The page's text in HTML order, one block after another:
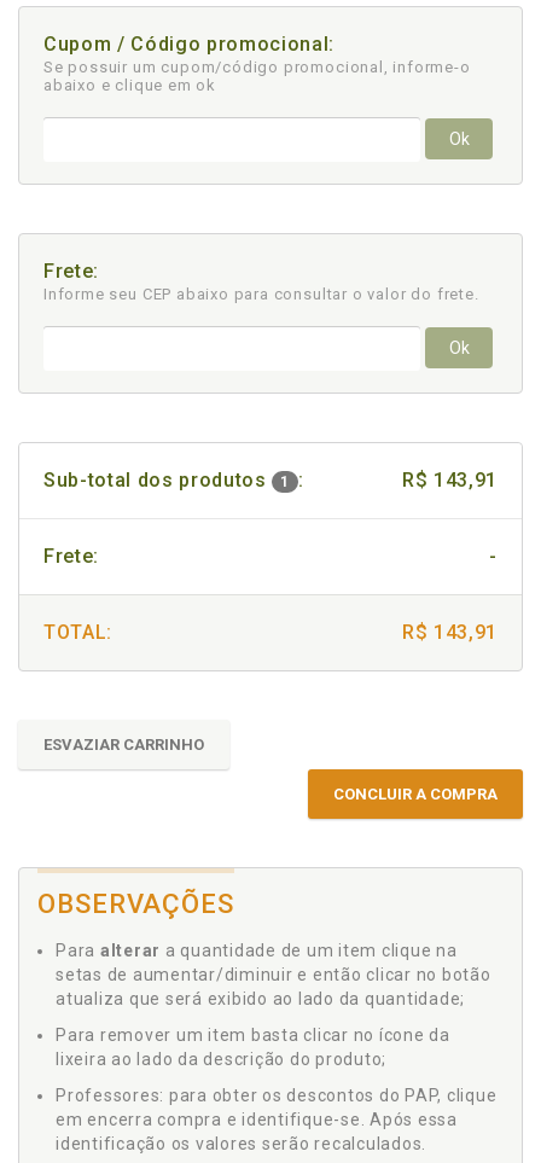
Cupom / Código promocional:
Se possuir um cupom/código promocional, informe-o
abaixo e clique em ok
Ok
Frete:
Informe seu CEP abaixo para consultar o valor do frete.
Ok
Sub-total dos produtos 1 : R$ 143,91
Frete: -
TOTAL: R$ 143,91
ESVAZIAR CARRINHO
CONCLUIR A COMPRA
OBSERVAÇÕES
Para alterar a quantidade de um item clique na
setas de aumentar/diminuir e então clicar no botão
atualiza que será exibido ao lado da quantidade;
Para remover um item basta clicar no ícone da
lixeira ao lado da descrição do produto;
Professores: para obter os descontos do PAP, clique
em encerra compra e identifique-se. Após essa
identificação os valores serão recalculados.